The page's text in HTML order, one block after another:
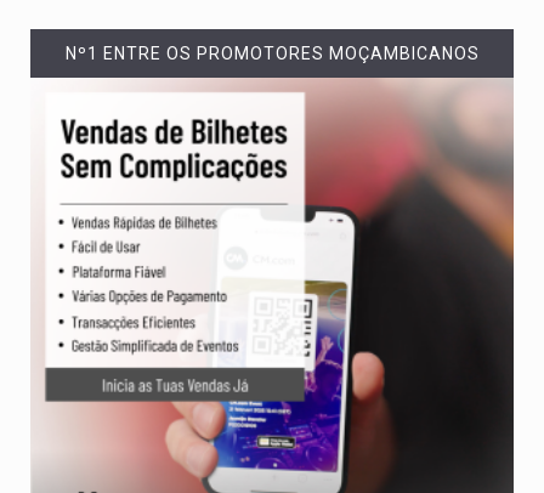
Nº1 ENTRE OS PROMOTORES MOÇAMBICANOS